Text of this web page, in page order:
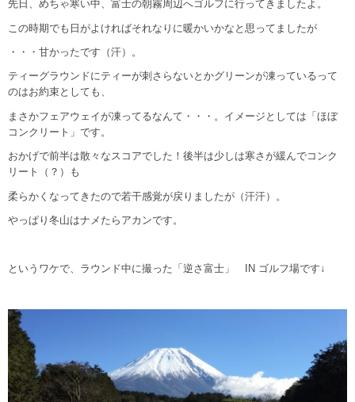
先日、めちゃ寒い中、富士の朝霧周辺へゴルフに行ってきましたよ。
この時期でも日がよければそれなりに暖かいかなと思ってましたが
・・・甘かったです（汗）。
ティーグラウンドにティーが刺さらないとかグリーンが凍っているって
のはお約束としても、
まさかフェアウェイが凍ってるなんて・・・。イメージとしては「ほぼ
コンクリート」です。
おかげで前半は散々なスコアでした！後半は少しは寒さが緩んでコンク
リート（？）も
柔らかくなってきたので若干感覚が戻りましたが（汗汗）。
やっぱり冬山はナメたらアカンです。
というワケで、ラウンド中に撮った「逆さ富士」 IN ゴルフ場です↓